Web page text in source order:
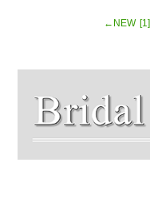
←NEW [1]